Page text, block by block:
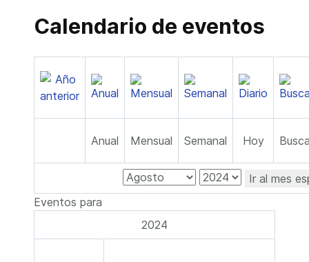
Calendario de eventos
Anual Mensual Semanal Hoy
Ir al mes
Eventos para
2024